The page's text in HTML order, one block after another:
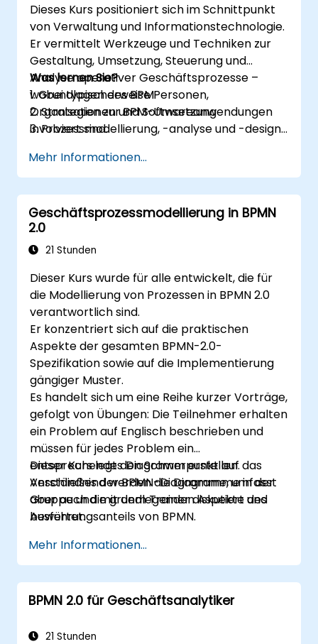
Dieses Kurs positioniert sich im Schnittpunkt
von Verwaltung und Informationstechnologie.
Er vermittelt Werkzeuge und Techniken zur
Gestaltung, Umsetzung, Steuerung und
Analyse operativer Geschäftsprozesse –
wobei typischerweise Personen,
Organisationen und Softwareanwendungen
involviert sind.
Teilnehmer erhalten in theoretischen
Vorlesungen Einführung in die jeweiligen
Themen, die dann durch praktische Übungen
begleitet werden.
Was lernen Sie?
1. Grundlagen des BPM
2. Strategien zur BPM-Umsetzung
3. Prozessmodellierung, -analyse und -design
5. Modellierung eines Prozesses mit BPMN
6. Geschäftsregeln
Mehr Informationen...
Geschäftsprozessmodellierung in BPMN
2.0
21 Stunden
Dieser Kurs wurde für alle entwickelt, die für
die Modellierung von Prozessen in BPMN 2.0
verantwortlich sind.
Er konzentriert sich auf die praktischen
Aspekte der gesamten BPMN-2.0-
Spezifikation sowie auf die Implementierung
gängiger Muster.
Es handelt sich um eine Reihe kurzer Vorträge,
gefolgt von Übungen: Die Teilnehmer erhalten
ein Problem auf Englisch beschrieben und
müssen für jedes Problem ein
entsprechendes Diagramm erstellen.
Anschließend werden die Diagramme in der
Gruppe und mit dem Trainer diskutiert und
bewertet.
Dieser Kurs legt den Schwerpunkt auf das
Verständnis der BPMN-Diagramme, umfasst
aber auch die grundlegenden Aspekte des
Ausführungsanteils von BPMN.
Mehr Informationen...
BPMN 2.0 für Geschäftsanalytiker
21 Stunden